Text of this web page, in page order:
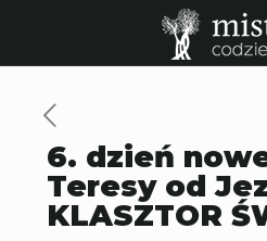
6. dzień
Teresy od
KLASZTOR